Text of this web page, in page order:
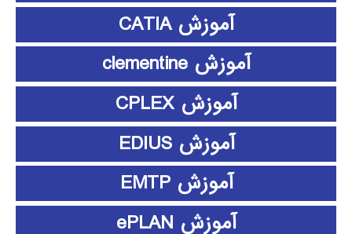
آموزش CATIA
آموزش clementine
آموزش CPLEX
آموزش EDIUS
آموزش EMTP
آموزش ePLAN